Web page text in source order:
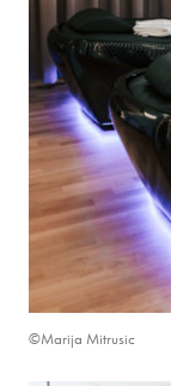
©Marija Mitrusic